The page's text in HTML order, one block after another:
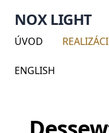
NOX LIGHT
ÚVOD
ENGLISH